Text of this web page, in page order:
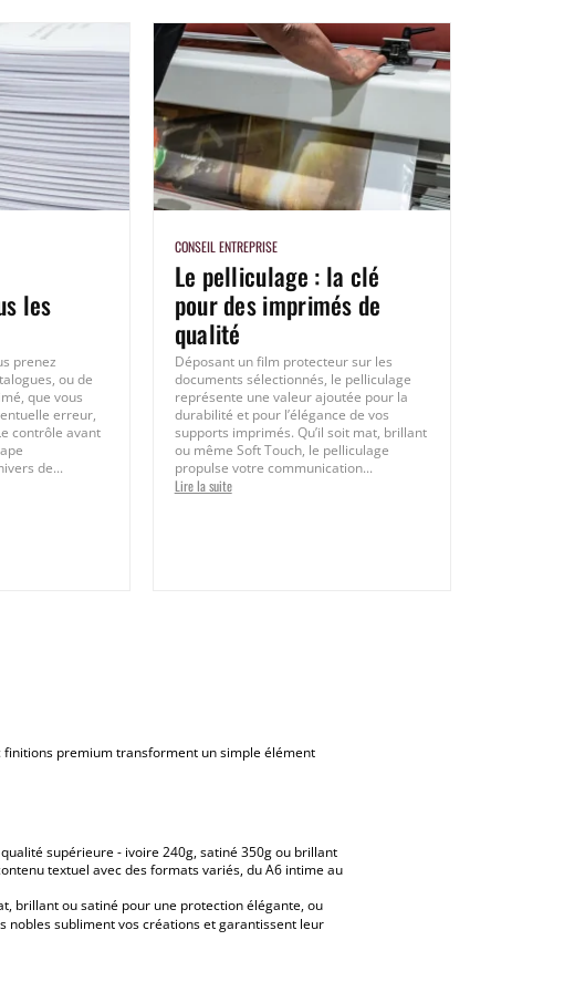
les
prenez
ou de
que vous
erreur,
contrôle avant
de...
CONSEIL ENTREPRISE
Le pelliculage : la clé
pour des imprimés de
qualité
Déposant un film protecteur sur les
documents sélectionnés, le pelliculage
représente une valeur ajoutée pour la
durabilité et pour l’élégance de vos
supports imprimés. Qu’il soit mat, brillant
ou même Soft Touch, le pelliculage
propulse votre communication...
Lire la suite
premium transforment un simple élément
supérieure - ivoire 240g, satiné 350g ou brillant
textuel avec des formats variés, du A6 intime au
brillant ou satiné pour une protection élégante, ou
nobles subliment vos créations et garantissent leur